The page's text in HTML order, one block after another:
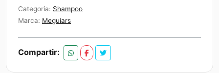
Ceramic
Wash
cantidad
Categoría: Shampoo
Marca: Meguiars
Compartir: